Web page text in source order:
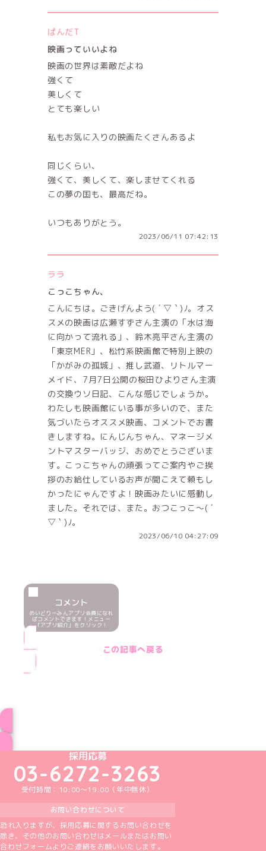
ぱんだT
映画っていいよね
映画の世界は素敵だよね
強くて
美しくて
とても楽しい
私もお気に入りの映画たくさんあるよ
同じくらい、
強くて、美しくて、楽しませてくれる
この夢の国も、最高だね。
いつもありがとう。
2023/06/11 07:42:13
ララ
こっこちゃん、
こんにちは。ごきげんよう( ´ ▽ ` )ﾉ。オス
スメの映画は広瀬すずさん主演の「水は海
に向かって流れる」、鈴木亮平さん主演の
「東京MER」、松竹系映画館で特別上映の
「かがみの孤城」、推し武道、リトルマー
メイド、7月7日公開の桜田ひよりさん主演
の交換ウソ日記、こんな感じでしょうか。
わたしも映画館にいる事が多いので、また
気づいたらオススメ映画、コメントでお書
きしますね。にんじんちゃん、マネージメ
ントマスターバッジ、おめでとうございま
す。こっこちゃんの頑張ってご案内やご挨
拶のお給仕しているお声が聞こえて頼もし
かったにゃんですよ！映画みたいに感動し
ました。それでは、また。おつこっこ～( ´
▽ ` )ﾉ。
2023/06/10 04:27:09
コメント
めいどりーみんアプリ会員になれ
ばコメントできます！メニュー
「アプリ紹介」をクリック！
この記事へ戻る
めいどりーみんTikTok公式アカウント
めいどりーみんX公式アカウント
めいどりーみんInstagram公式アカウント
めいどりーみんFacebook公式アカウン
めいどりーみんYouTube公式アカ
採用応募
03-6272-3263
受付時間：10:00～19:00（年中無休）
お問い合わせについて
恐れ入りますが、採用応募に関するお問い合わせを
除き、その他のお問い合わせはメールまたはお問い
合わせフォームよりご連絡をお願いいたします。